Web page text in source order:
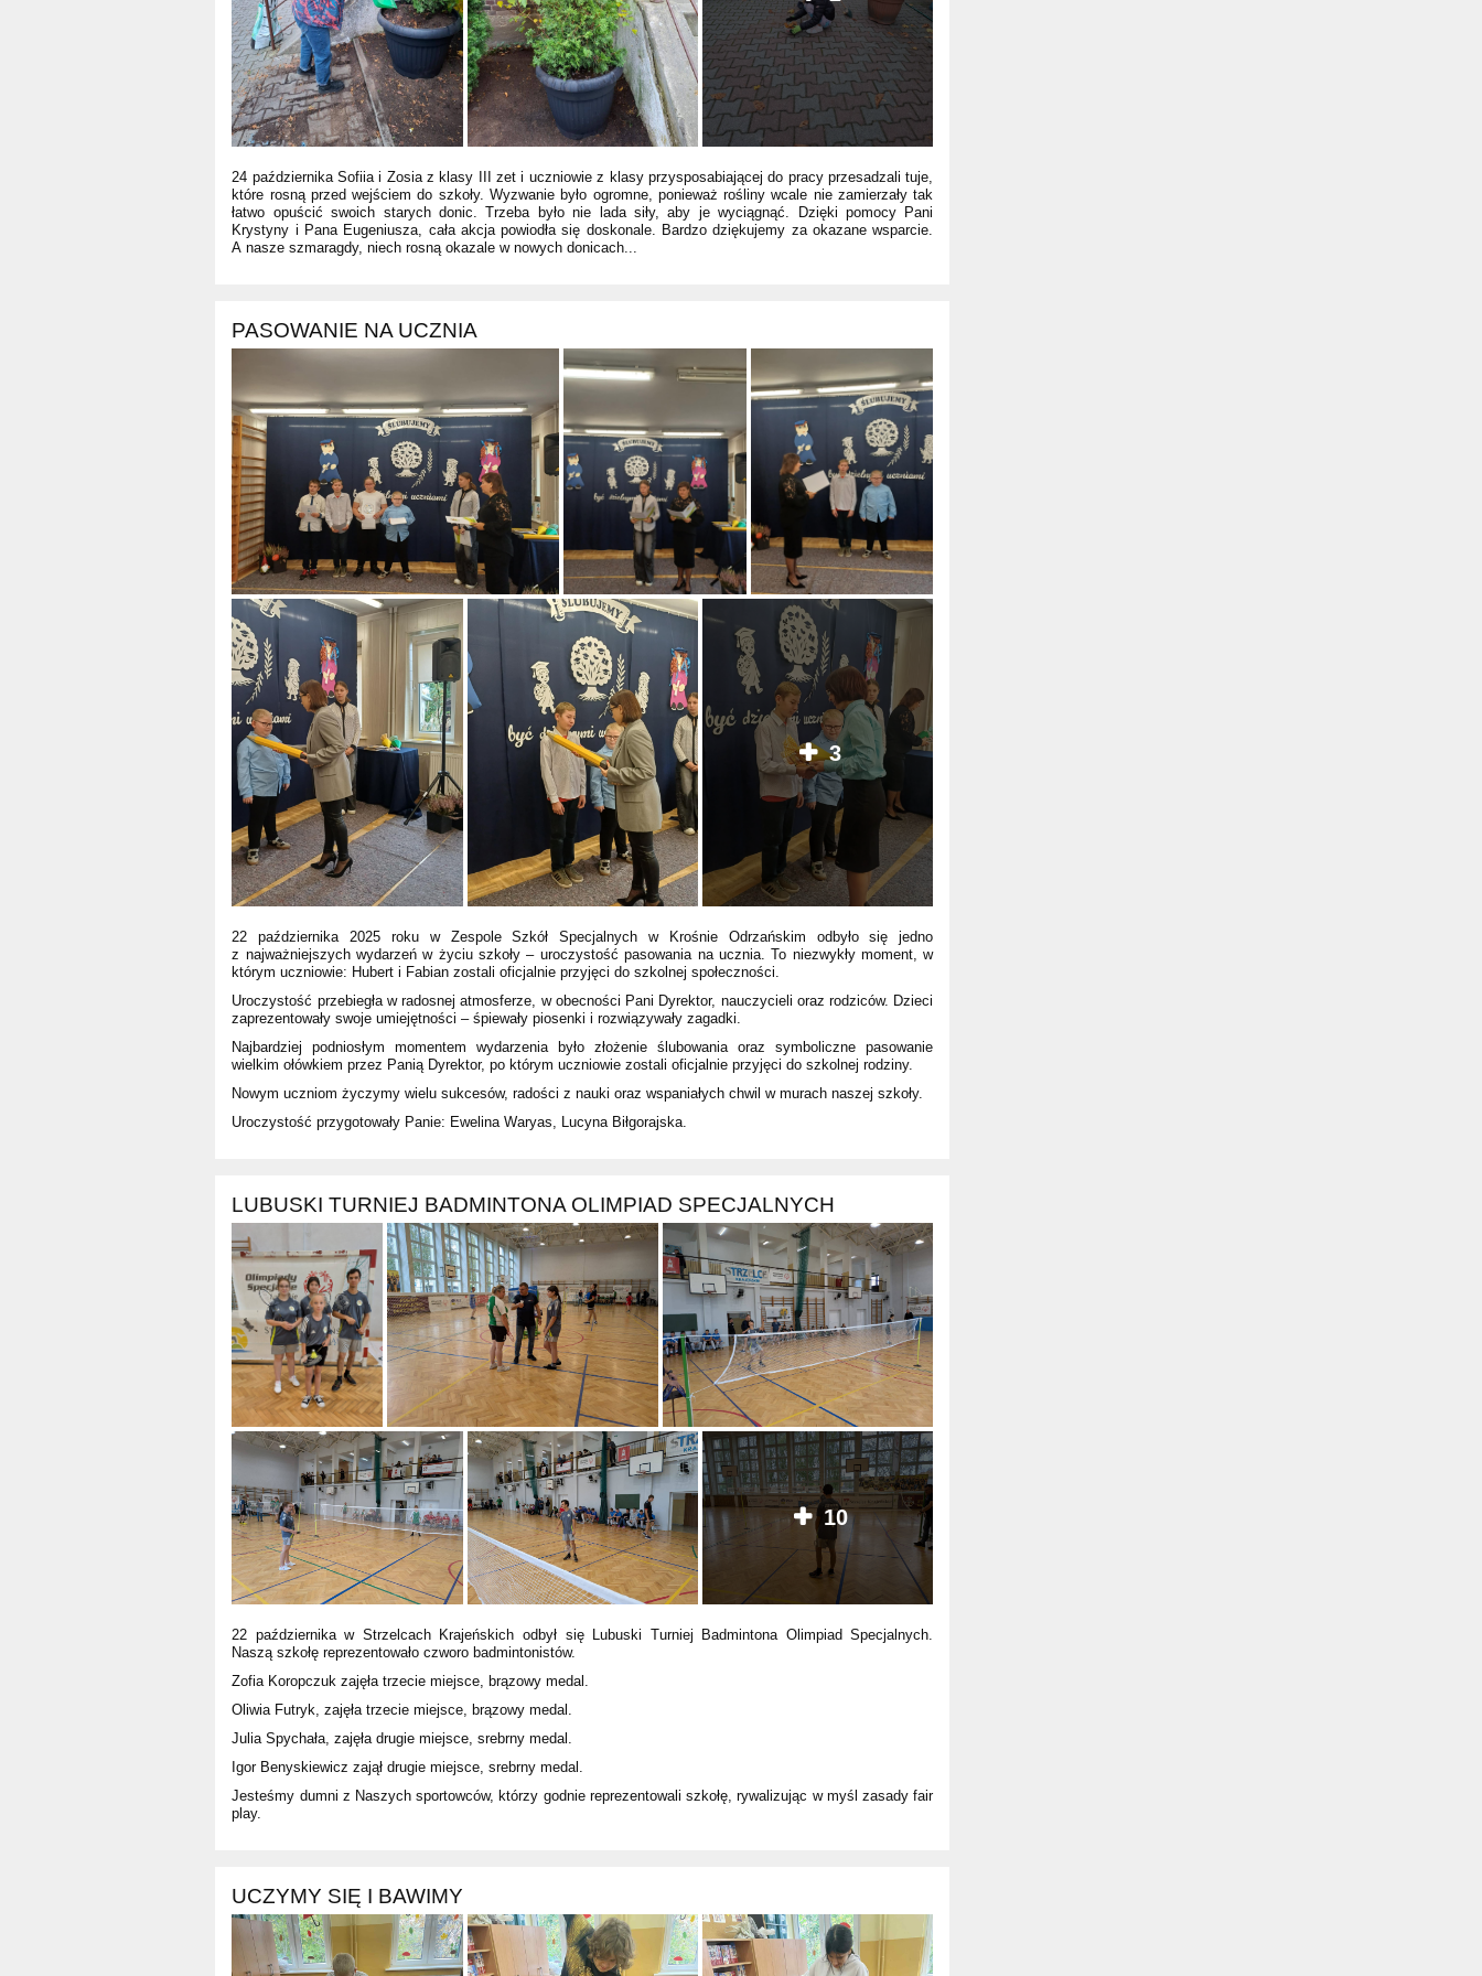
24 października Sofiia i Zosia z klasy III zet i uczniowie z klasy przysposabiającej do pracy przesadzali tuje,
które rosną przed wejściem do szkoły. Wyzwanie było ogromne, ponieważ rośliny wcale nie zamierzały tak
łatwo opuścić swoich starych donic. Trzeba było nie lada siły, aby je wyciągnąć. Dzięki pomocy Pani
Krystyny i Pana Eugeniusza, cała akcja powiodła się doskonale. Bardzo dziękujemy za okazane wsparcie.
A nasze szmaragdy, niech rosną okazale w nowych donicach...
PASOWANIE NA UCZNIA
3
22 października 2025 roku w Zespole Szkół Specjalnych w Krośnie Odrzańskim odbyło się jedno
z najważniejszych wydarzeń w życiu szkoły – uroczystość pasowania na ucznia. To niezwykły moment, w
którym uczniowie: Hubert i Fabian zostali oficjalnie przyjęci do szkolnej społeczności.
Uroczystość przebiegła w radosnej atmosferze, w obecności Pani Dyrektor, nauczycieli oraz rodziców. Dzieci
zaprezentowały swoje umiejętności – śpiewały piosenki i rozwiązywały zagadki.
Najbardziej podniosłym momentem wydarzenia było złożenie ślubowania oraz symboliczne pasowanie
wielkim ołówkiem przez Panią Dyrektor, po którym uczniowie zostali oficjalnie przyjęci do szkolnej rodziny.
Nowym uczniom życzymy wielu sukcesów, radości z nauki oraz wspaniałych chwil w murach naszej szkoły.
Uroczystość przygotowały Panie: Ewelina Waryas, Lucyna Biłgorajska.
LUBUSKI TURNIEJ BADMINTONA OLIMPIAD SPECJALNYCH
10
22 października w Strzelcach Krajeńskich odbył się Lubuski Turniej Badmintona Olimpiad Specjalnych.
Naszą szkołę reprezentowało czworo badmintonistów.
Zofia Koropczuk zajęła trzecie miejsce, brązowy medal.
Oliwia Futryk, zajęła trzecie miejsce, brązowy medal.
Julia Spychała, zajęła drugie miejsce, srebrny medal.
Igor Benyskiewicz zajął drugie miejsce, srebrny medal.
Jesteśmy dumni z Naszych sportowców, którzy godnie reprezentowali szkołę, rywalizując w myśl zasady fair
play.
UCZYMY SIĘ I BAWIMY